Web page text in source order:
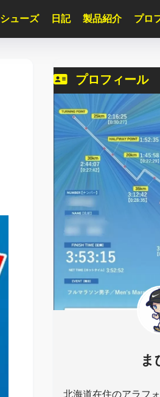
シューズ 日記 製品紹介 プロ
プロフィール
ま
北海道在住のアラフ